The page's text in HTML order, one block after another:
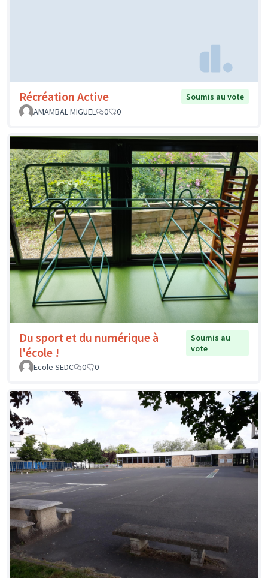
Récréation Active
Soumis au vote
AMAMBAL MIGUEL
0 0
Du sport et du numérique à
l'école !
Soumis au
vote
Ecole SEDC
0 0